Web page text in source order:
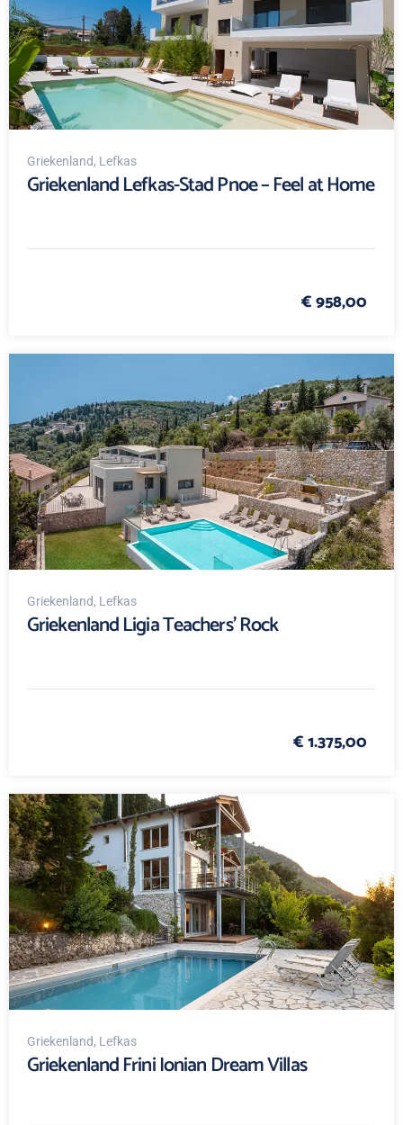
Griekenland, Lefkas
Griekenland Lefkas-Stad Pnoe – Feel at Home
€ 958,00
Griekenland, Lefkas
Griekenland Ligia Teachers' Rock
€ 1.375,00
Griekenland, Lefkas
Griekenland Frini Ionian Dream Villas